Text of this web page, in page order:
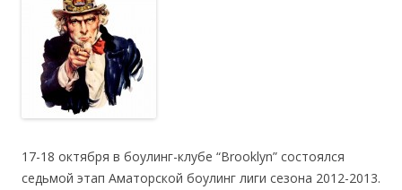
17-18 октября в боулинг-клубе “Brooklyn” состоялся
седьмой этап Аматорской боулинг лиги сезона 2012-2013.